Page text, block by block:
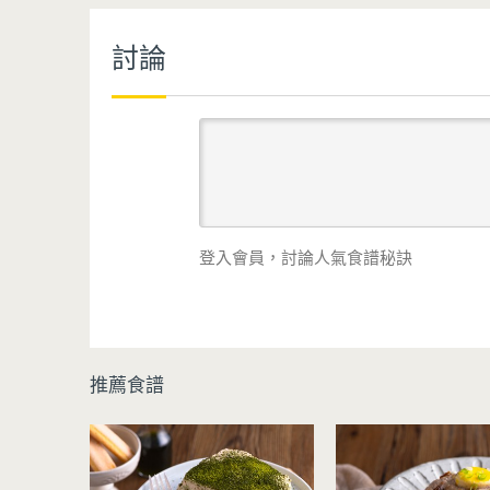
討論
登入會員，討論人氣食譜秘訣
推薦食譜